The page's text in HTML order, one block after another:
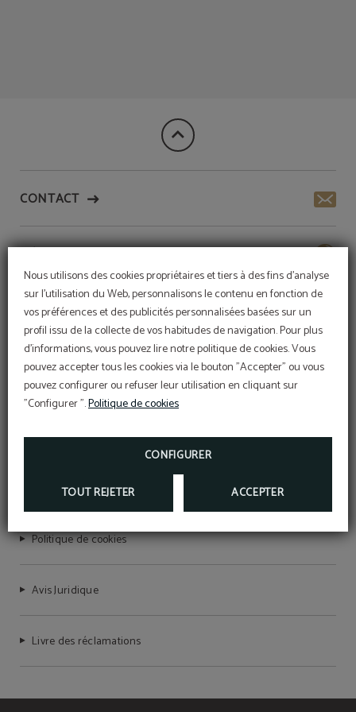
Nous utilisons des cookies propriétaires et tiers à des fins d'analyse
sur l'utilisation du Web, personnalisons le contenu en fonction de
vos préférences et des publicités personnalisées basées sur un
profil issu de la collecte de vos habitudes de navigation. Pour plus
d'informations, vous pouvez lire notre politique de cookies. Vous
pouvez accepter tous les cookies via le bouton "Accepter" ou vous
pouvez configurer ou refuser leur utilisation en cliquant sur
"Configurer ".Politique de cookies
CONFIGURER
TOUT REJETER ACCEPTER
CONTACT
SERVICES
MERAPRIME GOLD DESIGN HOTEL
Politique de confidentialité
Politique de cookies
Avis Juridique
Livre des réclamations